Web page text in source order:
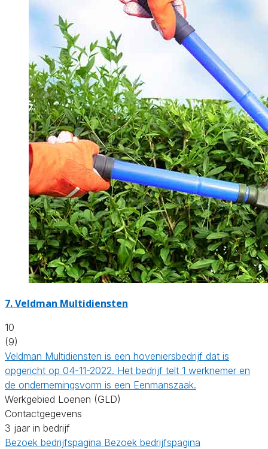
7.Veldman Multidiensten
10
(9)
Veldman Multidiensten is een hoveniersbedrijf dat is
opgericht op 04-11-2022. Het bedrijf telt 1 werknemer en
de ondernemingsvorm is een Eenmanszaak.
Werkgebied Loenen (GLD)
Contactgegevens
3 jaar in bedrijf
Bezoek bedrijfspagina Bezoek bedrijfspagina